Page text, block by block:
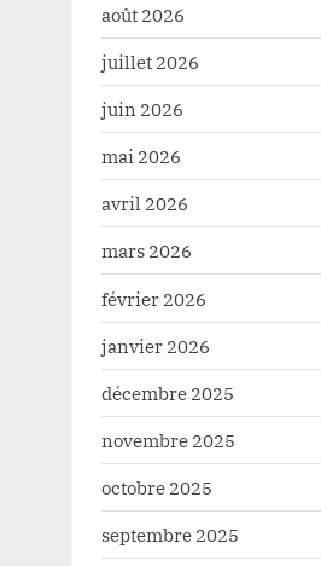
août 2026
juillet 2026
juin 2026
mai 2026
avril 2026
mars 2026
février 2026
janvier 2026
décembre 2025
novembre 2025
octobre 2025
septembre 2025